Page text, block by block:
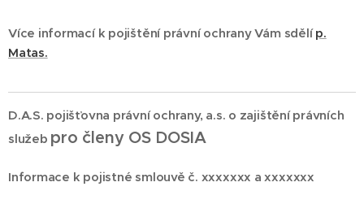
Více informací k pojištění právní ochrany Vám sdělíp.
Matas.
D.A.S. pojišťovna právní ochrany, a.s. o zajištění právních
služeb pro členy OS DOSIA
Informace k pojistné smlouvě č. xxxxxxx a xxxxxxx